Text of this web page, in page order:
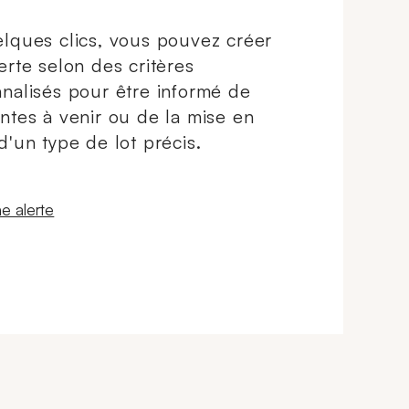
clics, vous pouvez créer
selon des critères
pour être informé de
à venir ou de la mise en
type de lot précis.
fenêtre
alerte